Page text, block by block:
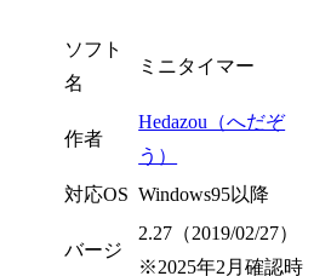
ソフト
名
ミニタイマー
作者
Hedazou（へだぞ
う）
対応OS Windows95以降
バージ
2.27（2019/02/27）
※2025年2月確認時